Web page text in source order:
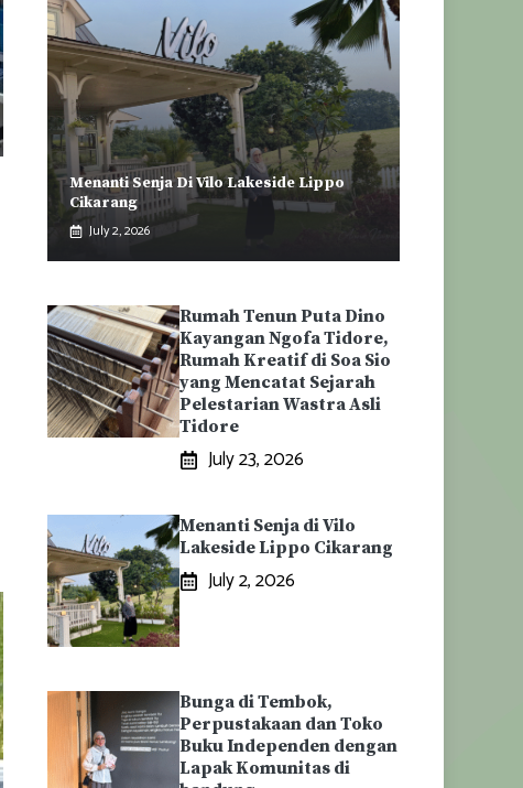
Menanti Senja Di Vilo Lakeside Lippo
Cikarang
July 2, 2026
Rumah Tenun Puta Dino
Kayangan Ngofa Tidore,
Rumah Kreatif di Soa Sio
yang Mencatat Sejarah
Pelestarian Wastra Asli
Tidore
July 23, 2026
Menanti Senja di Vilo
Lakeside Lippo Cikarang
July 2, 2026
Bunga di Tembok,
Perpustakaan dan Toko
Buku Independen dengan
Lapak Komunitas di